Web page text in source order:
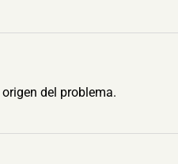
del problema.